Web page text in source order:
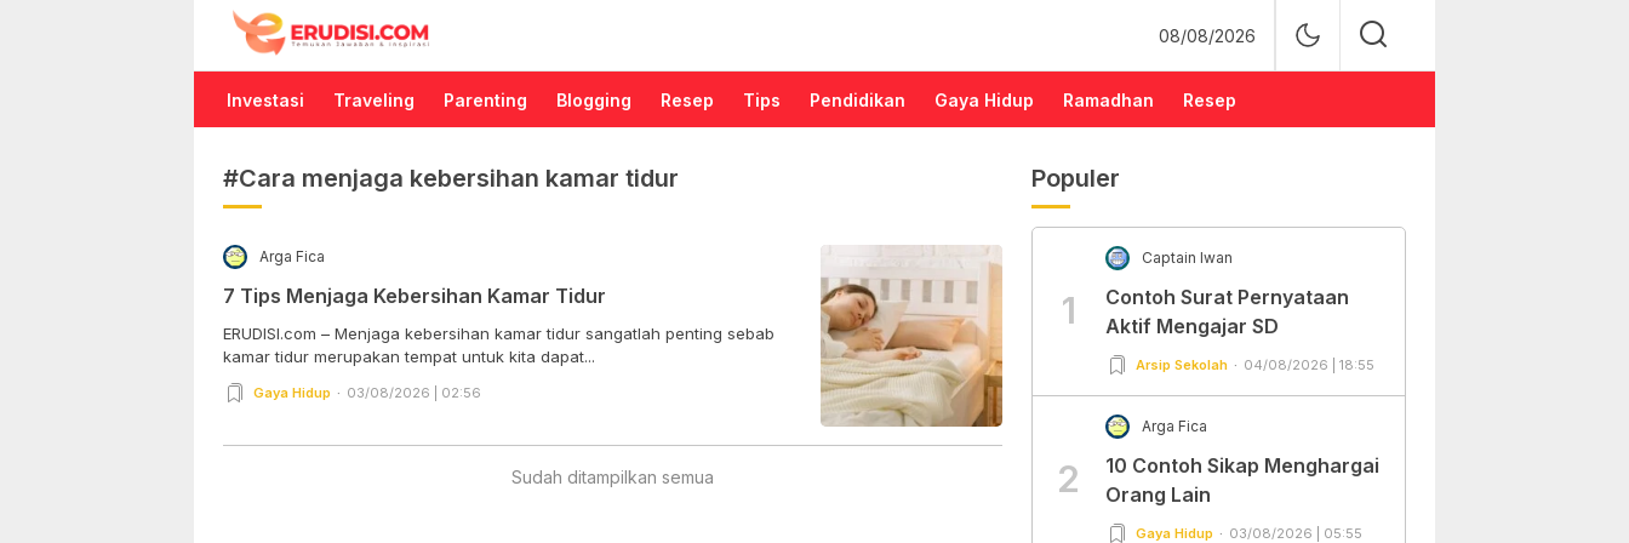
Erudisi
Temukan Jawaban dan Inspirasi
08/08/2026
Investasi Traveling Parenting Blogging Resep Tips Pendidikan Gaya Hidup Ramadhan Resep
#Cara menjaga kebersihan kamar tidur
Arga Fica
7 Tips Menjaga Kebersihan Kamar Tidur
ERUDISI.com – Menjaga kebersihan kamar tidur sangatlah penting sebab
kamar tidur merupakan tempat untuk kita dapat...
Gaya Hidup 03/08/2026 | 02:56
Sudah ditampilkan semua
Populer
1
Captain Iwan
Contoh Surat Pernyataan
Aktif Mengajar SD
Arsip Sekolah 04/08/2026 | 18:55
2
Arga Fica
10 Contoh Sikap Menghargai
Orang Lain
Gaya Hidup 03/08/2026 | 05:55